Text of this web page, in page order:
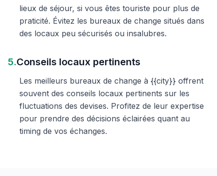
lieux de séjour, si vous êtes touriste pour plus de
praticité. Évitez les bureaux de change situés dans
des locaux peu sécurisés ou insalubres.
5.Conseils locaux pertinents
Les meilleurs bureaux de change à {{city}} offrent
souvent des conseils locaux pertinents sur les
fluctuations des devises. Profitez de leur expertise
pour prendre des décisions éclairées quant au
timing de vos échanges.